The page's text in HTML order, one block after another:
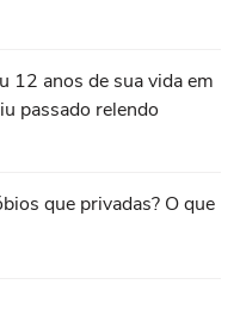
12 anos de sua vida em
passado relendo
que privadas? O que